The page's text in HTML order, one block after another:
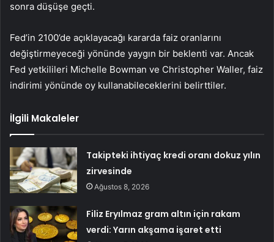
sonra düşüşe geçti.
Fed’in 2100’de açıklayacağı kararda faiz oranlarını
değiştirmeyeceği yönünde yaygın bir beklenti var. Ancak
Fed yetkilileri Michelle Bowman ve Christopher Waller, faiz
indirimi yönünde oy kullanabileceklerini belirttiler.
İlgili Makaleler
Takipteki ihtiyaç kredi oranı dokuz yılın
zirvesinde
Ağustos 8, 2026
Filiz Eryılmaz gram altın için rakam
verdi: Yarın akşama işaret etti